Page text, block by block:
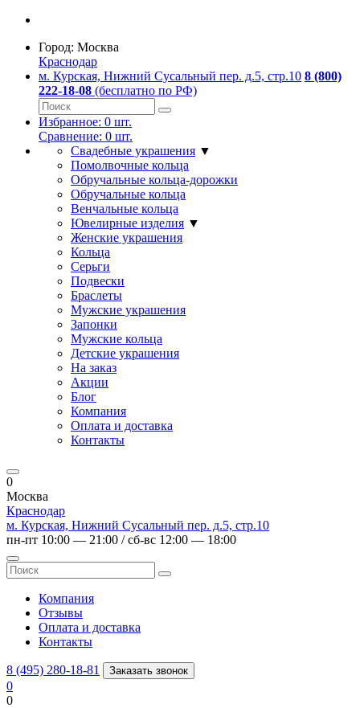
Город: Москва
Краснодар
м. Курская, Нижний Сусальный пер. д.5, стр.10 8 (800)
222-18-08 (бесплатно по РФ)
Избранное: 0 шт.
Сравнение: 0 шт.
Свадебные украшения ▼
Помолвочные кольца
Обручальные кольца-дорожки
Обручальные кольца
Венчальные кольца
Ювелирные изделия ▼
Женские украшения
Кольца
Серьги
Подвески
Браслеты
Мужские украшения
Запонки
Мужские кольца
Детские украшения
На заказ
Акции
Блог
Компания
Оплата и доставка
Контакты
0
Москва
Краснодар
м. Курская, Нижний Сусальный пер. д.5, стр.10
пн-пт 10:00 — 21:00 / сб-вс 12:00 — 18:00
Компания
Отзывы
Оплата и доставка
Контакты
8 (495) 280-18-81 Заказать звонок
0
0